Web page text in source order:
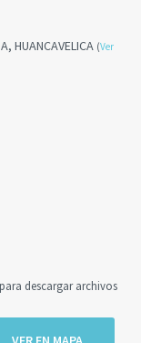
HUANCAVELICA (Ver
descargar archivos